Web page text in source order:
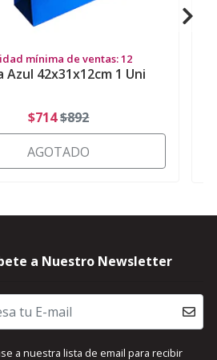
mínima de ventas: 12
Azul 42x31x12cm 1 Uni
$714$892
AGOTADO
a Nuestro Newsletter
a nuestra lista de email para recibir